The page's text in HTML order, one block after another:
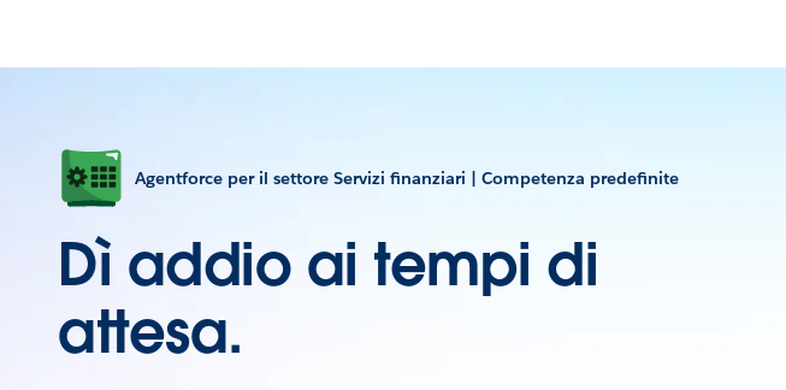
Agentforce per il settore Servizi finanziari | Competenza predefinite
Dì addio ai tempi di
attesa.